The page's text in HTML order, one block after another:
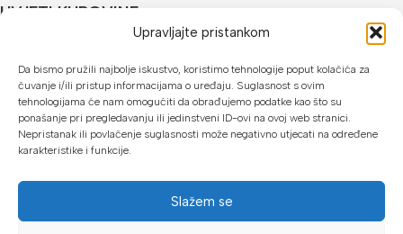
Upravljajte pristankom
Da bismo pružili najbolje iskustvo, koristimo tehnologije poput kolačića za
čuvanje i/ili pristup informacijama o uređaju. Suglasnost s ovim
tehnologijama će nam omogućiti da obrađujemo podatke kao što su
ponašanje pri pregledavanju ili jedinstveni ID-ovi na ovoj web stranici.
Nepristanak ili povlačenje suglasnosti može negativno utjecati na određene
karakteristike i funkcije.
Slažem se
UVJETI KUPOVINE
U našoj web trgovini možete platiti:
Kreditnim karticama jednokratno ili do 24 rate
Općom uplatnicom, virmanom, internet bankarstvom
Gotovinom prilikom preuzimanja
Mikrofin do 18 rata